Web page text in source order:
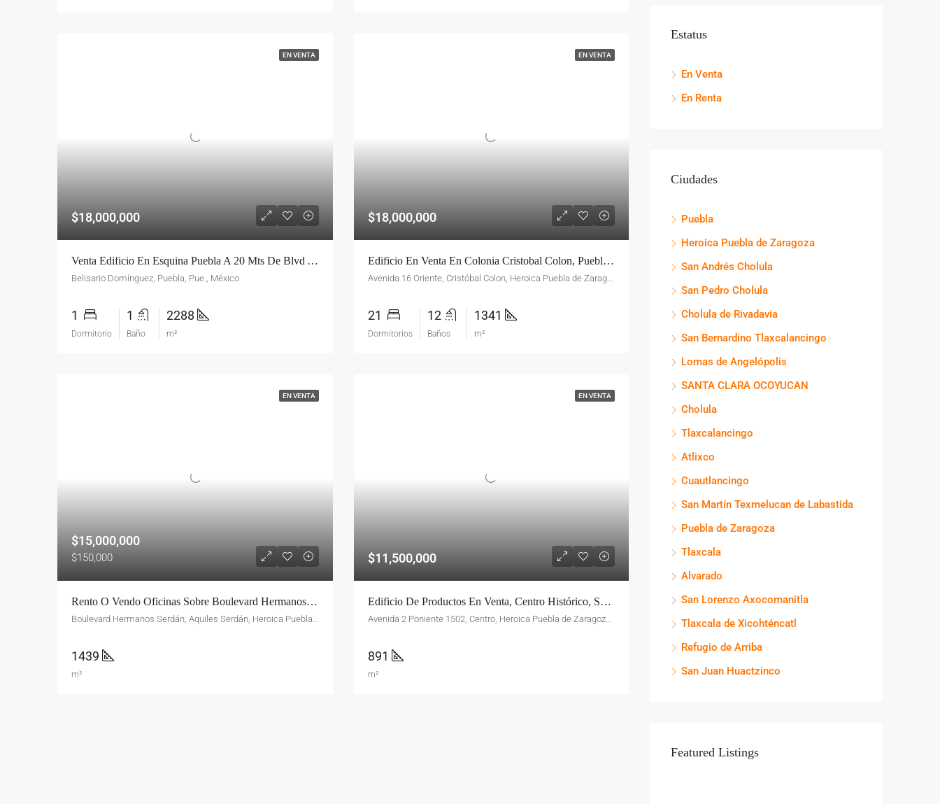
EN VENTA
$18,000,000
Venta Edificio En Esquina Puebla A 20 Mts De Blvd Atlixco | Belisario Domiguez | 14 Departamentos + Locales Comerciales
Belisario Domínguez, Puebla, Pue., México
1
Dormitorio
1
Baño
2288
m²
EN VENTA
$18,000,000
Edificio En Venta En Colonia Cristobal Colon, Puebla – Esquina Gran Potencial Comercial
Avenida 16 Oriente, Cristóbal Colon, Heroica Puebla de Zaragoza, Pue., México
21
Dormitorios
12
Baños
1341
m²
EN VENTA
$15,000,000
$150,000
Rento O Vendo Oficinas Sobre Boulevard Hermanos Serdán Cerca Autopista Y Galerías Serdán
Boulevard Hermanos Serdán, Aquiles Serdán, Heroica Puebla de Zaragoza, Pue., México
1439
m²
EN VENTA
$11,500,000
Edificio De Productos En Venta, Centro Histórico, Sobre Avenida 2 Pte
Avenida 2 Poniente 1502, Centro, Heroica Puebla de Zaragoza, Pue., México
891
m²
Estatus
En Venta
En Renta
Ciudades
Puebla
Heroica Puebla de Zaragoza
San Andrés Cholula
San Pedro Cholula
Cholula de Rivadavia
San Bernardino Tlaxcalancingo
Lomas de Angelópolis
SANTA CLARA OCOYUCAN
Cholula
Tlaxcalancingo
Atlixco
Cuautlancingo
San Martín Texmelucan de Labastida
Puebla de Zaragoza
Tlaxcala
Alvarado
San Lorenzo Axocomanitla
Tlaxcala de Xicohténcatl
Refugio de Arriba
San Juan Huactzinco
Featured Listings